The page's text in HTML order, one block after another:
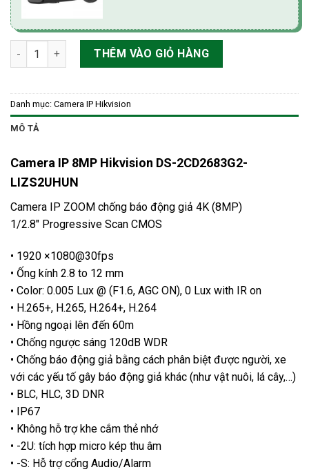
Camera IP 8MP Hikvision DS-2CD2683G2-LIZS2UHUN số lượng
THÊM VÀO GIỎ HÀNG
Danh mục: Camera IP Hikvision
MÔ TẢ
Camera IP 8MP Hikvision DS-2CD2683G2-
LIZS2UHUN
Camera IP ZOOM chống báo động giả 4K (8MP)
1/2.8″ Progressive Scan CMOS
• 1920 ×1080@30fps
• Ống kính 2.8 to 12 mm
• Color: 0.005 Lux @ (F1.6, AGC ON), 0 Lux with IR on
• H.265+, H.265, H.264+, H.264
• Hồng ngoại lên đến 60m
• Chống ngược sáng 120dB WDR
• Chống báo động giả bằng cách phân biệt được người, xe
với các yếu tố gây báo động giả khác (như vật nuôi, lá cây,…)
• BLC, HLC, 3D DNR
• IP67
• Không hỗ trợ khe cắm thẻ nhớ
• -2U: tích hợp micro kép thu âm
• -S: Hỗ trợ cổng Audio/Alarm